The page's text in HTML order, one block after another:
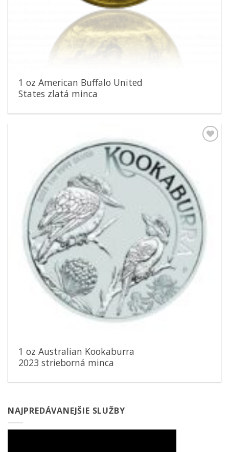
1 oz American Buffalo United
States zlatá minca
1 oz Australian Kookaburra
2023 strieborná minca
NAJPREDÁVANEJŠIE SLUŽBY